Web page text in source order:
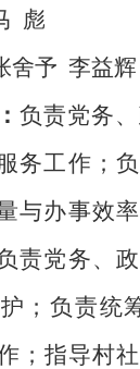
彪
舍予 李益辉
负责党务
务工作；
与办事效
责党务、
；负责统
；指导村